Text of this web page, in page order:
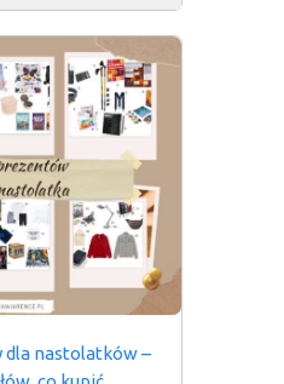
nastolatków –